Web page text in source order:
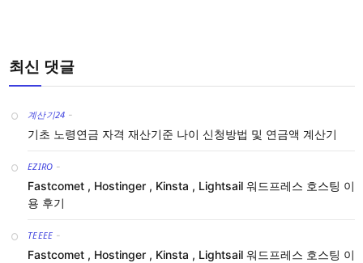
최신 댓글
계산기24 -
기초 노령연금 자격 재산기준 나이 신청방법 및 연금액 계산기
EZIRO -
Fastcomet , Hostinger , Kinsta , Lightsail 워드프레스 호스팅 이
용 후기
TEEEE -
Fastcomet , Hostinger , Kinsta , Lightsail 워드프레스 호스팅 이